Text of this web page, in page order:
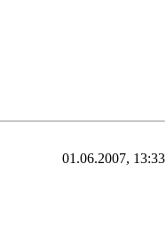
01.06.2007, 13:33